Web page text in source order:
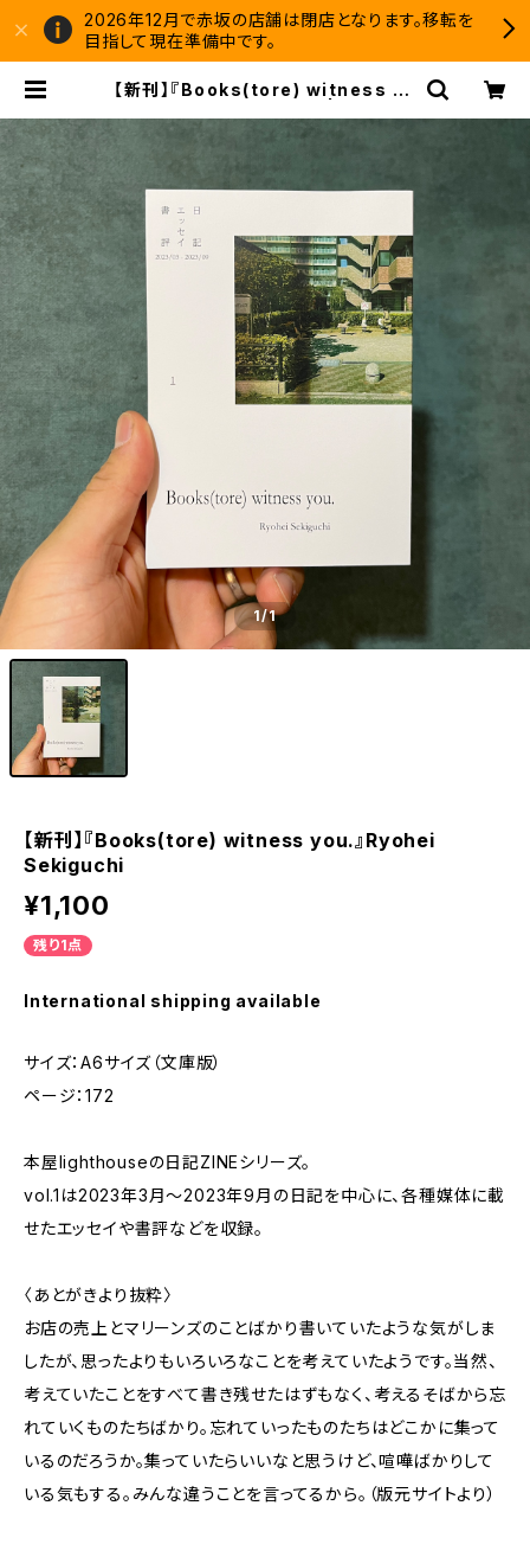
2026年12月で赤坂の店舗は閉店となります。移転を
目指して現在準備中です。
【新刊】『Books(tore) witness yo
1/1
【新刊】『Books(tore) witness you.』Ryohei
Sekiguchi
¥1,100
残り1点
International shipping available
サイズ：A6サイズ（文庫版）
ページ：172
本屋lighthouseの日記ZINEシリーズ。
vol.1は2023年3月〜2023年9月の日記を中心に、各種媒体に載
せたエッセイや書評などを収録。
〈あとがきより抜粋〉
お店の売上とマリーンズのことばかり書いていたような気がしま
したが、思ったよりもいろいろなことを考えていたようです。当然、
考えていたことをすべて書き残せたはずもなく、考えるそばから忘
れていくものたちばかり。忘れていったものたちはどこかに集って
いるのだろうか。集っていたらいいなと思うけど、喧嘩ばかりして
いる気もする。みんな違うことを言ってるから。（版元サイトより）